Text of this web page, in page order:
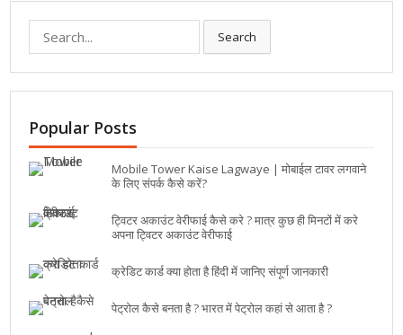
Search
Popular Posts
Mobile Tower Kaise Lagwaye | मोबाईल टावर लगवाने
के लिए संपर्क कैसे करें?
ट्विटर अकाउंट वेरीफाई कैसे करे ? मात्र कुछ ही मिनटों में करे
अपना ट्विटर अकाउंट वेरीफाई
क्रेडिट कार्ड क्या होता है हिंदी में जानिए संपूर्ण जानकारी
पेट्रोल कैसे बनता है ? भारत में पेट्रोल कहां से आता है ?